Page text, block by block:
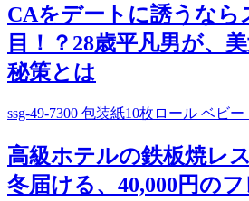
CAをデートに誘うなら
目！？28歳平凡男が、
秘策とは
ssg-49-7300 包装紙10枚ロール ベビ
高級ホテルの鉄板焼レ
冬届ける、40,000円の